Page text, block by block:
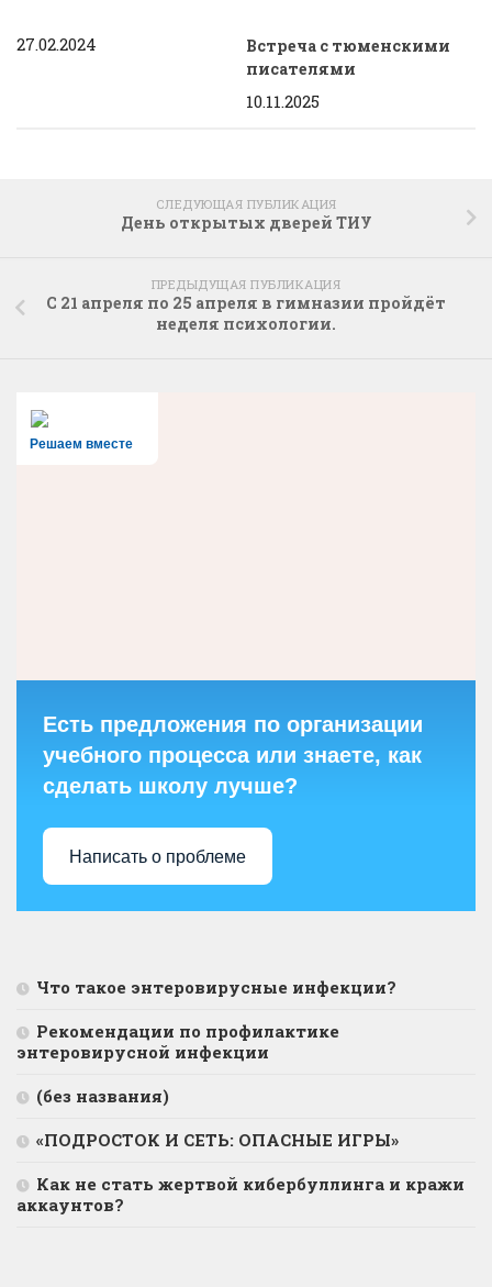
27.02.2024
Встреча с тюменскими
писателями
10.11.2025
СЛЕДУЮЩАЯ ПУБЛИКАЦИЯ
День открытых дверей ТИУ
ПРЕДЫДУЩАЯ ПУБЛИКАЦИЯ
С 21 апреля по 25 апреля в гимназии пройдёт
неделя психологии.
Решаем вместе
Есть предложения по организации
учебного процесса или знаете, как
сделать школу лучше?
Написать о проблеме
Что такое энтеровирусные инфекции?
Рекомендации по профилактике
энтеровирусной инфекции
(без названия)
«ПОДРОСТОК И СЕТЬ: ОПАСНЫЕ ИГРЫ»
Как не стать жертвой кибербуллинга и кражи
аккаунтов?